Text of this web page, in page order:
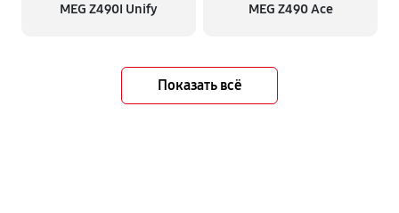
MEG Z490I Unify MEG Z490 Ace
Показать всё